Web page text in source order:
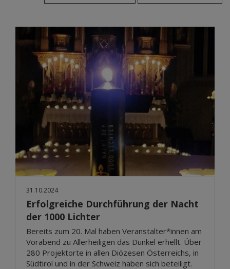
Aug 2026
Jul 2026
Jun 2026
Mai 2026
Apr 2026
Mär 2026
Feb 2026
Jan 2026
Dez 2025
Nov 2025
Sep 2025
31.10.2024
Erfolgreiche Durchführung der Nacht
der 1000 Lichter
Bereits zum 20. Mal haben Veranstalter*innen am
Vorabend zu Allerheiligen das Dunkel erhellt. Über
280 Projektorte in allen Diözesen Österreichs, in
Südtirol und in der Schweiz haben sich beteiligt.